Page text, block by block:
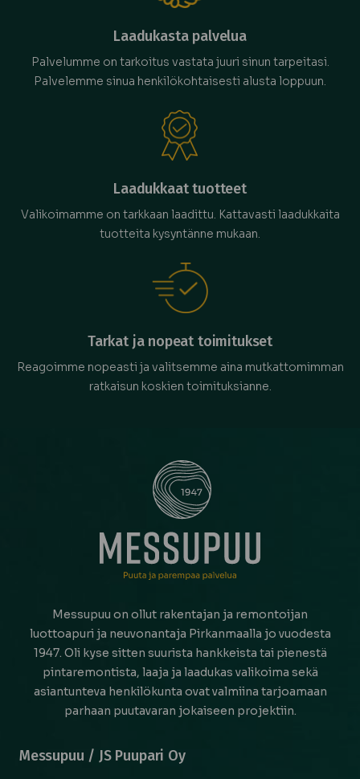
Laadukasta palvelua
Palvelumme on tarkoitus vastata juuri sinun tarpeitasi.
Palvelemme sinua henkilökohtaisesti alusta loppuun.
Laadukkaat tuotteet
Valikoimamme on tarkkaan laadittu. Kattavasti laadukkaita
tuotteita kysyntänne mukaan.
Tarkat ja nopeat toimitukset
Reagoimme nopeasti ja valitsemme aina mutkattomimman
ratkaisun koskien toimituksianne.
Messupuu on ollut rakentajan ja remontoijan
luottoapuri ja neuvonantaja Pirkanmaalla jo vuodesta
1947. Oli kyse sitten suurista hankkeista tai pienestä
pintaremontista, laaja ja laadukas valikoima sekä
asiantunteva henkilökunta ovat valmiina tarjoamaan
parhaan puutavaran jokaiseen projektiin.
Messupuu / JS Puupari Oy